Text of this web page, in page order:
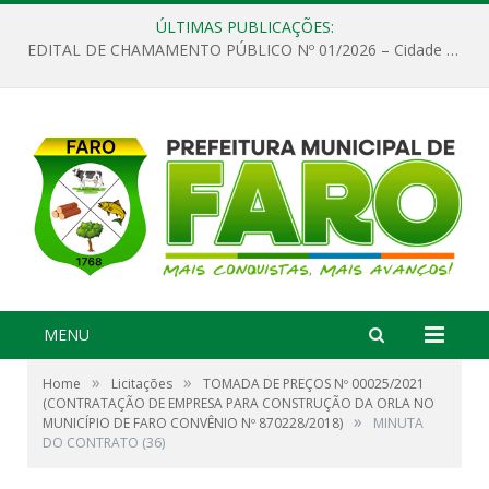
ÚLTIMAS PUBLICAÇÕES:
EDITAL DE CHAMAMENTO PÚBLICO Nº 01/2026 – Cidade de Faro
MENU
Home » Licitações »
TOMADA DE PREÇOS Nº 00025/2021
(CONTRATAÇÃO DE EMPRESA PARA CONSTRUÇÃO DA ORLA NO
MUNICÍPIO DE FARO CONVÊNIO Nº 870228/2018) »
MINUTA
DO CONTRATO (36)